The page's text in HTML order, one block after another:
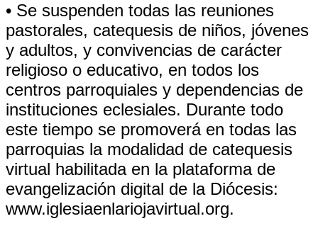
• Se suspenden todas las reuniones
pastorales, catequesis de niños, jóvenes
y adultos, y convivencias de carácter
religioso o educativo, en todos los
centros parroquiales y dependencias de
instituciones eclesiales. Durante todo
este tiempo se promoverá en todas las
parroquias la modalidad de catequesis
virtual habilitada en la plataforma de
evangelización digital de la Diócesis:
www.iglesiaenlariojavirtual.org.